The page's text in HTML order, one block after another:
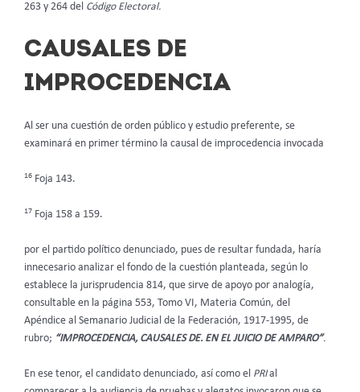
263 y 264 del Código Electoral.
CAUSALES DE
IMPROCEDENCIA
Al ser una cuestión de orden público y estudio preferente, se
examinará en primer término la causal de improcedencia invocada
16 Foja 143.
17 Foja 158 a 159.
por el partido político denunciado, pues de resultar fundada, haría
innecesario analizar el fondo de la cuestión planteada, según lo
establece la jurisprudencia 814, que sirve de apoyo por analogía,
consultable en la página 553, Tomo VI, Materia Común, del
Apéndice al Semanario Judicial de la Federación, 1917-1995, de
rubro; “IMPROCEDENCIA, CAUSALES DE. EN EL JUICIO DE AMPARO”.
En ese tenor, el candidato denunciado, así como el PRIal